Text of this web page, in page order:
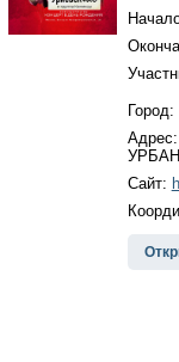
УРБАН
Сайт: